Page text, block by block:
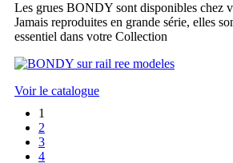
Les grues BONDY sont disponibles chez
Jamais reproduites en grande série, elles
essentiel dans votre Collection
Voir le catalogue
1
2
3
4